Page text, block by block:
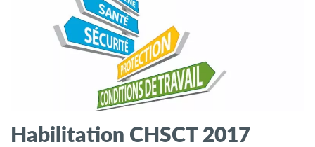
Habilitation CHSCT 2017